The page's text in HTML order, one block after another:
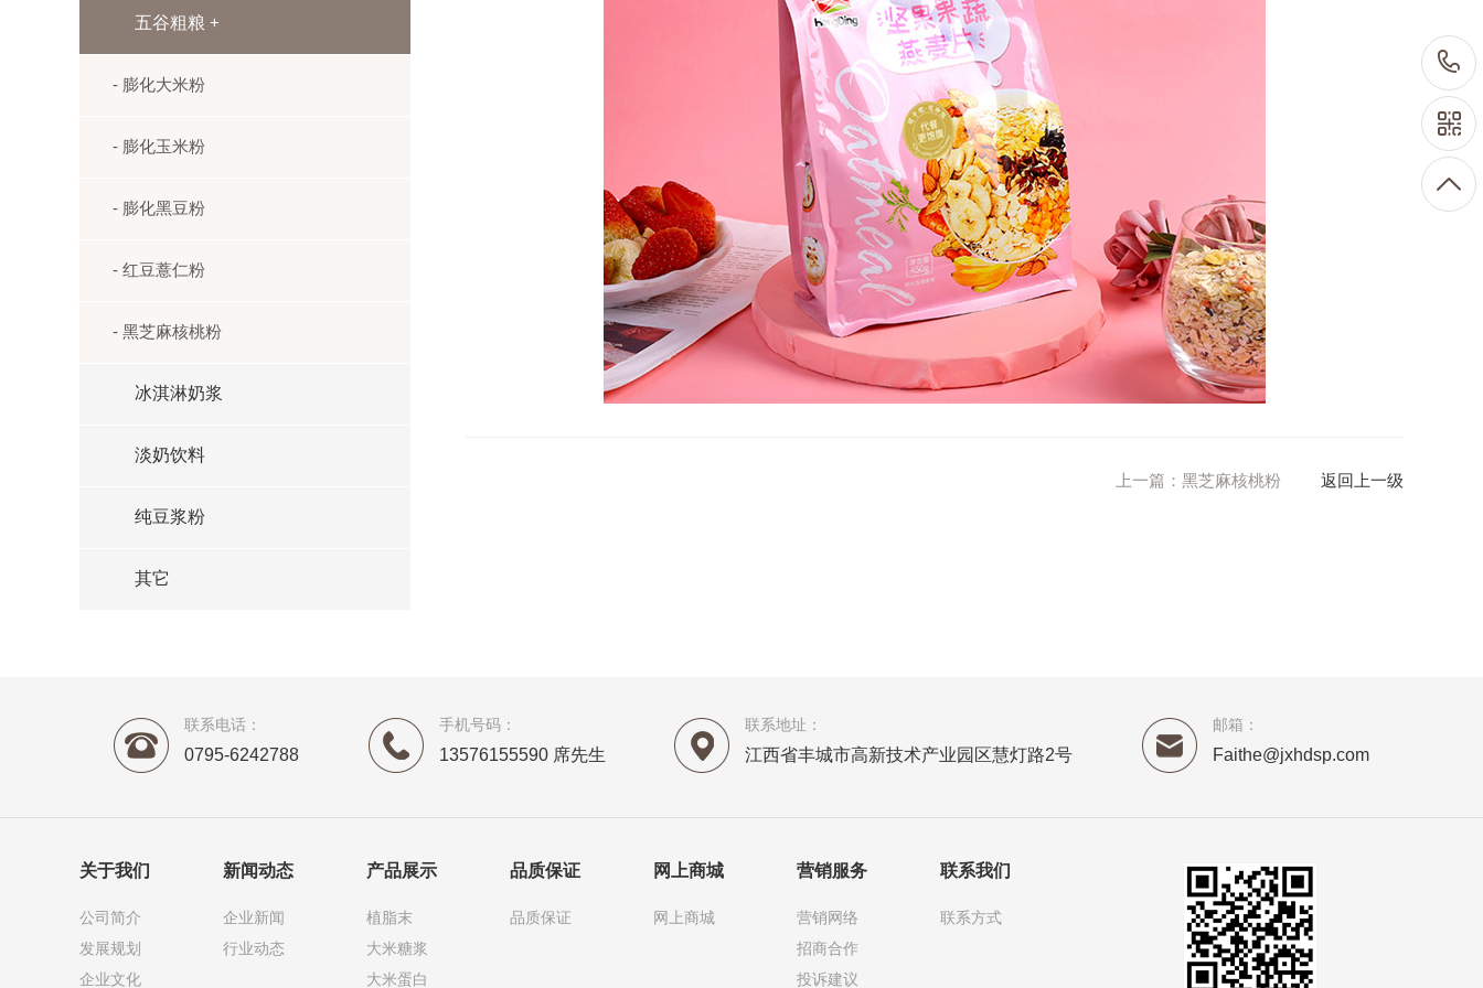
五谷粗粮 +
- 膨化大米粉
- 膨化玉米粉
- 膨化黑豆粉
- 红豆薏仁粉
- 黑芝麻核桃粉
冰淇淋奶浆
淡奶饮料
纯豆浆粉
其它
上一篇： 黑芝麻核桃粉 返回上一级
联系电话：
0795-6242788
手机号码：
13576155590 席先生
联系地址：
江西省丰城市高新技术产业园区慧灯路2号
邮箱：
Faithe@jxhdsp.com
关于我们
公司简介
发展规划
企业文化
新闻动态
企业新闻
行业动态
产品展示
植脂末
大米糖浆
大米蛋白
品质保证
品质保证
网上商城
网上商城
营销服务
营销网络
招商合作
投诉建议
联系我们
联系方式